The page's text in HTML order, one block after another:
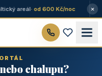
areál· od 600 Kč/noc ×
chalupu?